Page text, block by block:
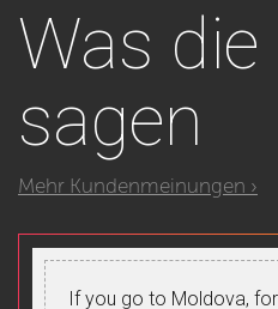
Was
sagen
Mehr Kundenmeinungen ›
If you go to Moldova,